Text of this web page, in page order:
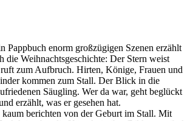
Pappbuch enorm großzügigen Szenen erzählt
Weihnachtsgeschichte: Der Stern weist
zum Aufbruch. Hirten, Könige, Frauen und
kommen zum Stall. Der Blick in die
Säugling. Wer da war, geht beglückt
erzählt, was er gesehen hat.
berichten von der Geburt im Stall. Mit